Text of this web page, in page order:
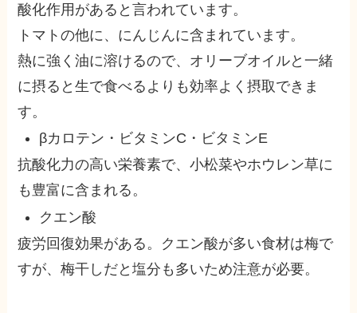
酸化作用があると言われています。
トマトの他に、にんじんに含まれています。
熱に強く油に溶けるので、オリーブオイルと一緒
に摂ると生で食べるよりも効率よく摂取できま
す。
βカロテン・ビタミンC・ビタミンE
抗酸化力の高い栄養素で、小松菜やホウレン草に
も豊富に含まれる。
クエン酸
疲労回復効果がある。クエン酸が多い食材は梅で
すが、梅干しだと塩分も多いため注意が必要。